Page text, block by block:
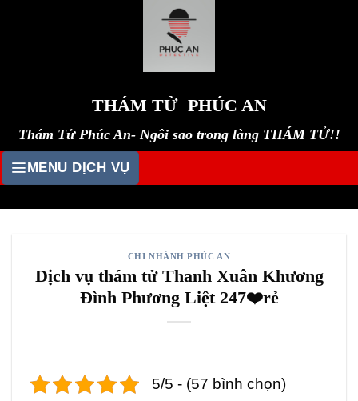
THÁM TỬ PHÚC AN
Thám Tử Phúc An- Ngôi sao trong làng THÁM TỬ!!
MENU DỊCH VỤ
CHI NHÁNH PHÚC AN
Dịch vụ thám tử Thanh Xuân Khương
Đình Phương Liệt 247❤️rẻ
5/5 - (57 bình chọn)